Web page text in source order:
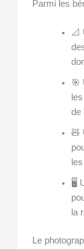
Parmi les
📐
🎯
de
🧸
🖥️
la
Le